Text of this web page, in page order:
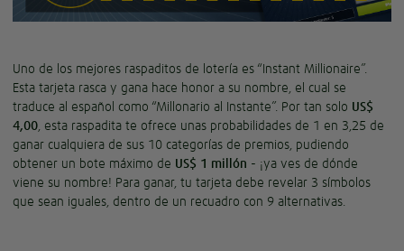
Uno de los mejores raspaditos de lotería es “Instant Millionaire”.
Esta tarjeta rasca y gana hace honor a su nombre, el cual se
traduce al español como “Millonario al Instante”. Por tan solo US$
4,00, esta raspadita te ofrece unas probabilidades de 1 en 3,25 de
ganar cualquiera de sus 10 categorías de premios, pudiendo
obtener un bote máximo de US$ 1 millón - ¡ya ves de dónde
viene su nombre! Para ganar, tu tarjeta debe revelar 3 símbolos
que sean iguales, dentro de un recuadro con 9 alternativas.